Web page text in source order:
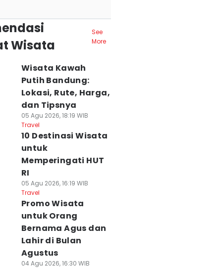
Wisata
See
More
Wisata Kawah
Putih Bandung:
Lokasi, Rute, Harga,
dan Tipsnya
05 Agu 2026, 18:19 WIB
Travel
10 Destinasi Wisata
untuk
Memperingati HUT
RI
05 Agu 2026, 16:19 WIB
Travel
Promo Wisata
untuk Orang
Bernama Agus dan
Lahir di Bulan
Agustus
04 Agu 2026, 16:30 WIB